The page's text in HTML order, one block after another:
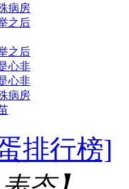
病房
之后
之后
心非
心非
病房
排行榜]